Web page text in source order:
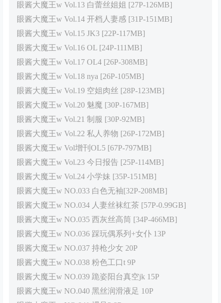
眼酱大魔王w Vol.13 白蕾丝姐姐 [27P-126MB]
眼酱大魔王w Vol.14 开档人妻感 [31P-151MB]
眼酱大魔王w Vol.15 JK3 [22P-117MB]
眼酱大魔王w Vol.16 OL [24P-111MB]
眼酱大魔王w Vol.17 OL4 [26P-308MB]
眼酱大魔王w Vol.18 nya [26P-105MB]
眼酱大魔王w Vol.19 空姐肉丝 [28P-123MB]
眼酱大魔王w Vol.20 魅魔 [30P-167MB]
眼酱大魔王w Vol.21 制服 [30P-92MB]
眼酱大魔王w Vol.22 私人养物 [26P-172MB]
眼酱大魔王w Vol增刊OL5 [67P-797MB]
眼酱大魔王w Vol.23 今日报告 [25P-114MB]
眼酱大魔王w Vol.24 小学妹 [35P-151MB]
眼酱大魔王w NO.033 白色无袖[32P-208MB]
眼酱大魔王w NO.034 人妻丝袜红茶 [57P-0.99GB]
眼酱大魔王w NO.035 西灰丝高筒 [34P-466MB]
眼酱大魔王w NO.036 踩玩偶系列+女仆 13P
眼酱大魔王w NO.037 持枪少女 20P
眼酱大魔王w NO.038 粉色工口t 9P
眼酱大魔王w NO.039 跪姿阳台真空jk 15P
眼酱大魔王w NO.040 黑丝润滑液足 10P